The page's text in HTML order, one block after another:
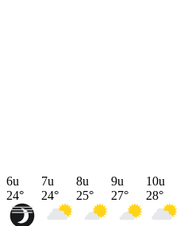
6u
24°
7u
24°
8u
25°
9u
27°
10u
28°